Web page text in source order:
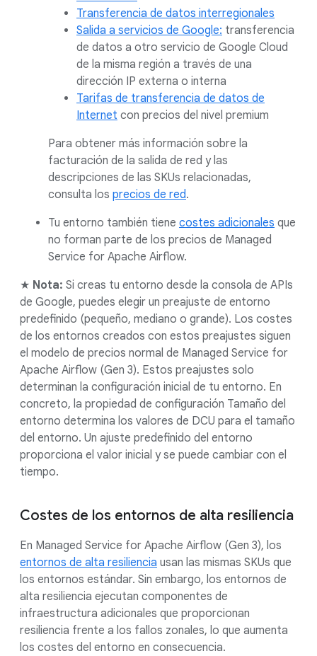
Transferencia de datos interregionales
Salida a servicios de Google: transferencia
de datos a otro servicio de Google Cloud
de la misma región a través de una
dirección IP externa o interna
Tarifas de transferencia de datos de
Internet con precios del nivel premium
Para obtener más información sobre la
facturación de la salida de red y las
descripciones de las SKUs relacionadas,
consulta los precios de red.
Tu entorno también tiene costes adicionales que
no forman parte de los precios de Managed
Service for Apache Airflow.
★ Nota: Si creas tu entorno desde la consola de APIs
de Google, puedes elegir un preajuste de entorno
predefinido (pequeño, mediano o grande). Los costes
de los entornos creados con estos preajustes siguen
el modelo de precios normal de Managed Service for
Apache Airflow (Gen 3). Estos preajustes solo
determinan la configuración inicial de tu entorno. En
concreto, la propiedad de configuración Tamaño del
entorno determina los valores de DCU para el tamaño
del entorno. Un ajuste predefinido del entorno
proporciona el valor inicial y se puede cambiar con el
tiempo.
Costes de los entornos de alta resiliencia
En Managed Service for Apache Airflow (Gen 3), los
entornos de alta resiliencia usan las mismas SKUs que
los entornos estándar. Sin embargo, los entornos de
alta resiliencia ejecutan componentes de
infraestructura adicionales que proporcionan
resiliencia frente a los fallos zonales, lo que aumenta
los costes del entorno en consecuencia.